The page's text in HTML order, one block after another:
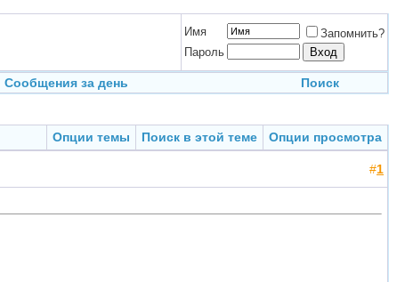
Имя
Запомнить?
Пароль
Сообщения за день Поиск
Опции темы Поиск в этой теме
Опции просмотра
#1